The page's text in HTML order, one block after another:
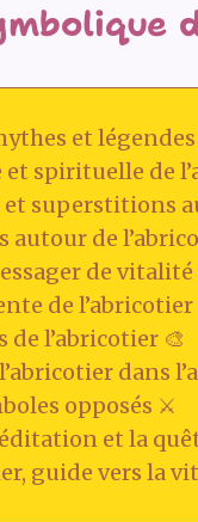
et légendes
spirituelle de
superstitions
autour de
de vitalité
de l’abricotier
l’abricotier 🎨
dans
opposés ⚔️
et la
guide vers la